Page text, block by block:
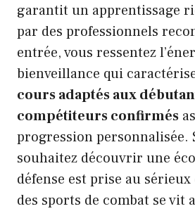
garantit un apprentissage
par des professionnels
entrée, vous ressentez
bienveillance qui
cours adaptés aux
compétiteurs confirmés
progression personnalisée.
souhaitez découvrir une
défense est prise au
des sports de combat se vit